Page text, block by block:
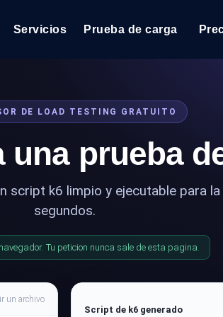
Servicios
Vea cómo funcionan sus sitios web o API bajo carga.
k6 pruebas de carga
Ejecuta pruebas de carga k6 JavaScript desde
Load Testing Services
los ejecutamos a escala y entregamos el informe.
Supervisión del rendimiento del sitio
Prueba de carga
Extensiones
Tres extensiones de Chrome
Informes
Informes en PDF para pruebas de
DE LOAD TESTING GRATUITO
una prueba
script k6 limpio y ejecutable para la
segundos.
Tu peticion nunca sale de esta pagina.
un archivo
Script de k6 generado